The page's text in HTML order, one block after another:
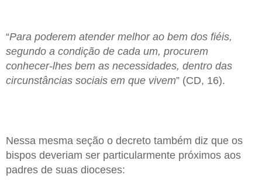
“Para poderem atender melhor ao bem dos fiéis,
segundo a condição de cada um, procurem
conhecer-lhes bem as necessidades, dentro das
circunstâncias sociais em que vivem” (CD, 16).
Nessa mesma seção o decreto também diz que os
bispos deveriam ser particularmente próximos aos
padres de suas dioceses: